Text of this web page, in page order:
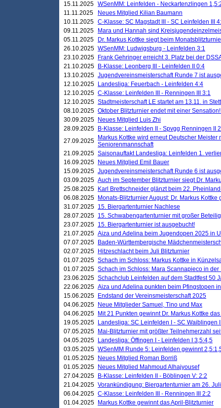
15.11.2025 WSenMM: Leinfelden - Neckartenzlingen
11.11.2025
Neues Mitglied Kilian Baumann
10.11.2025 C-Klasse: SC Magstadt III - SC Leinfelden III
09.11.2025
Mara und Hannah sind
05.11.2025
Dr. Markus Kottke siegt beim
26.10.2025 WSenMM: Ludwigsburg - Leinfelden 3:1
23.10.2025
Frank Gehringer erreicht 3. Platz bei der
21.10.2025
B-Klasse: Leonberg III - Leinfelden II 0:4
13.10.2025 Jugendvereinsmeisterschaft Runde 7 ist
12.10.2025
Landesliga: Feuerbach - Leinfelden 4:4
12.10.2025 C-Klasse: Leinfelden III - Renningen III 3:1
12.10.2025 Stadtmeisterschaft LE startet am 13.11. in
08.10.2025 Oktober Blitzturnier endet mit einer
30.09.2025
Neues Mitglied Luis Zhi
28.09.2025
B-Klasse: Leinfelden II - Spvgg Renningen II
27.09.2025
Markus Kottke wird erneut Deutscher Meister
Seniorenmannschaft
21.09.2025 Saisonauftakt Landesliga: Leinfelden 1.
16.09.2025
Neues Mitglied Emil Bauer
15.09.2025 Jugendvereinsmeisterschaft Runde 6 ist
03.09.2025 Auch im September Blitzturnier siegt Dr.
25.08.2025
Karl Brettschneider glänzt beim 22.
06.08.2025
Monats-Blitzturnier August: Dr. Markus Kottke
31.07.2025 15. Biergartenturnier Nachlese
28.07.2025 15. Schwabengartenturnier mit großer
23.07.2025 15. Biergartenturnier ist ausgebucht!
21.07.2025 Aiza und Adelina beim Jugendopen 2025 in
07.07.2025
Baden-Württembergische
02.07.2025
Hitzeschlacht beim Juli Blitzturnier
01.07.2025 Schach im Schloss: Markus Kottke in
01.07.2025 Schach im Schloss: Mara Scannapieco in der
23.06.2025 Schachclub Leinfelden auf dem Stadtfest 50
22.06.2025 Aiza und Adelina punkten beim Pfingstopen
15.06.2025
Endstand der Vereinsmeisterschaft 2025
04.06.2025
Neue Mitglieder Samuel, Tino und Max
04.06.2025
Mit 21 Punkten gewinnt Dr. Markus Kottke
19.05.2025
Landesliga: SC Leinfelden I - SC Waiblingen
07.05.2025
Mai-Blitzturnier mit größter Teilnehmerzahl
04.05.2025
Landesliga: Öffingen I - Leinfelden I 3,5:4,5
03.05.2025 WSenMM Runde 5: Leinfelden gewinnt
01.05.2025
Neues Mitglied Roman Borriß
01.05.2025
Neues Mitglied Mahmoud Alhajyousef
27.04.2025
B-Klasse: Leinfelden II - Böblingen V: 2:2
21.04.2025 Vorankündigung: Biergartenturnier am 26. Juli
06.04.2025 C-Klasse: Leinfelden III - Renningen III 2:2
01.04.2025
Markus Kottke gewinnt das April-Blitzturnier